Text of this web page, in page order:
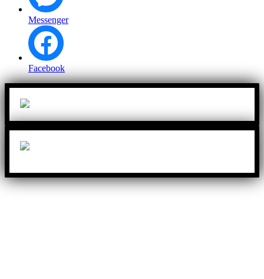
Messenger
Facebook